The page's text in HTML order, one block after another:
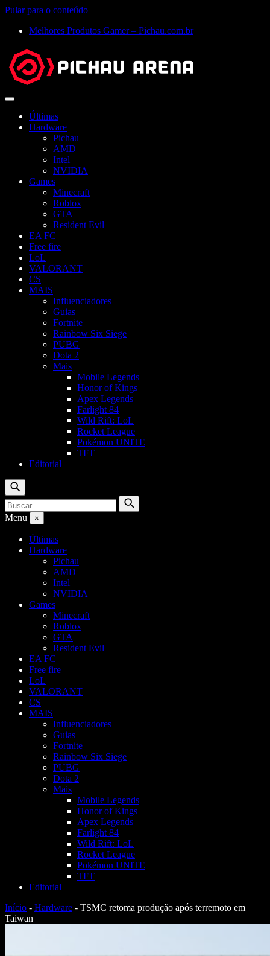
Pular para o conteúdo
Melhores Produtos Gamer – Pichau.com.br
Abrir
Últimas
Hardware
Pichau
AMD
Intel
NVIDIA
Games
Minecraft
Roblox
GTA
Resident Evil
EA FC
Free fire
LoL
VALORANT
CS
MAIS
Influenciadores
Guias
Fortnite
Rainbow Six Siege
PUBG
Dota 2
Mais
Mobile Legends
Honor of Kings
Apex Legends
Farlight 84
Wild Rift: LoL
Rocket League
Pokémon UNITE
TFT
Editorial
Buscar
Buscar
por:
Buscar
Menu ×
Últimas
Hardware
Pichau
AMD
Intel
NVIDIA
Games
Minecraft
Roblox
GTA
Resident Evil
EA FC
Free fire
LoL
VALORANT
CS
MAIS
Influenciadores
Guias
Fortnite
Rainbow Six Siege
PUBG
Dota 2
Mais
Mobile Legends
Honor of Kings
Apex Legends
Farlight 84
Wild Rift: LoL
Rocket League
Pokémon UNITE
TFT
Editorial
Início - Hardware - TSMC retoma produção após terremoto em
Taiwan